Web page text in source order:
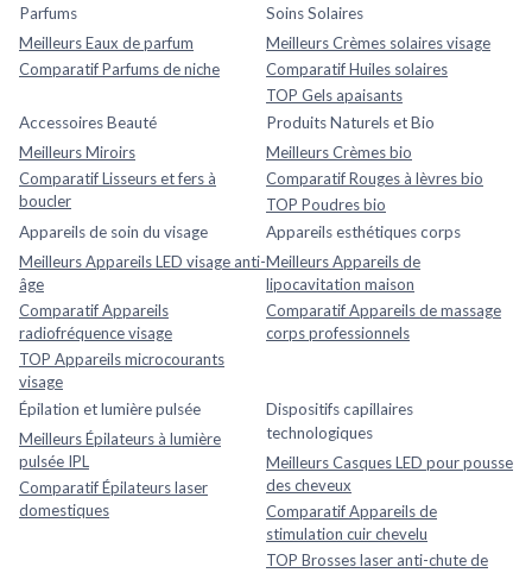
Parfums
Meilleurs Eaux de parfum
Comparatif Parfums de niche
Soins Solaires
Meilleurs Crèmes solaires visage
Comparatif Huiles solaires
TOP Gels apaisants
Accessoires Beauté
Meilleurs Miroirs
Comparatif Lisseurs et fers à
boucler
Produits Naturels et Bio
Meilleurs Crèmes bio
Comparatif Rouges à lèvres bio
TOP Poudres bio
Appareils de soin du visage
Meilleurs Appareils LED visage anti-
âge
Comparatif Appareils
radiofréquence visage
TOP Appareils microcourants
visage
Appareils esthétiques corps
Meilleurs Appareils de
lipocavitation maison
Comparatif Appareils de massage
corps professionnels
Épilation et lumière pulsée
Meilleurs Épilateurs à lumière
pulsée IPL
Comparatif Épilateurs laser
domestiques
Dispositifs capillaires
technologiques
Meilleurs Casques LED pour pousse
des cheveux
Comparatif Appareils de
stimulation cuir chevelu
TOP Brosses laser anti-chute de